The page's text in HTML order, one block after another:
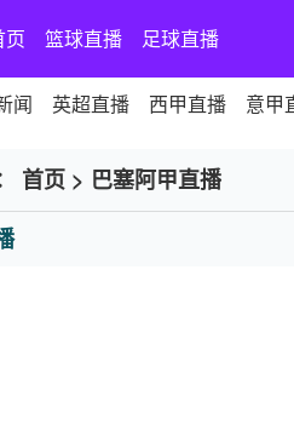
页 篮球直播 足球直播
闻 英超直播 西甲直播 意甲
首页 > 巴塞阿甲直播